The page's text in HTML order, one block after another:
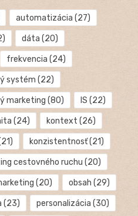
automatizácia (27)
dáta (20)
frekvencia (24)
systém (22)
marketing (80) IS (22)
(24) kontext (26)
konzistentnosť(21)
cestovného ruchu (20)
(20) obsah (29)
(23) personalizácia (30)